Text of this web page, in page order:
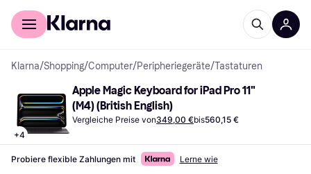
Für Shopper
Klarna/Shopping/Computer/Peripheriegeräte/Tastaturen
+4
Apple Magic Keyboard for iPad Pro 11"
(M4) (British English)
Vergleiche Preise von349,00 €bis560,15 €
Probiere flexible Zahlungen mit Lerne wie